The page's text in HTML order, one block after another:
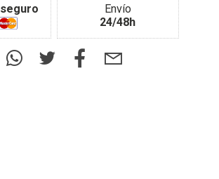
seguro
Envío
24/48h